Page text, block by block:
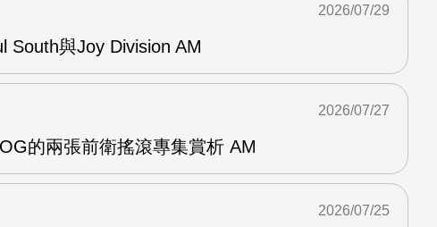
South與Joy Division AM
2026/07/29
的兩張前衛搖滾專集賞析 AM
2026/07/27
2026/07/25